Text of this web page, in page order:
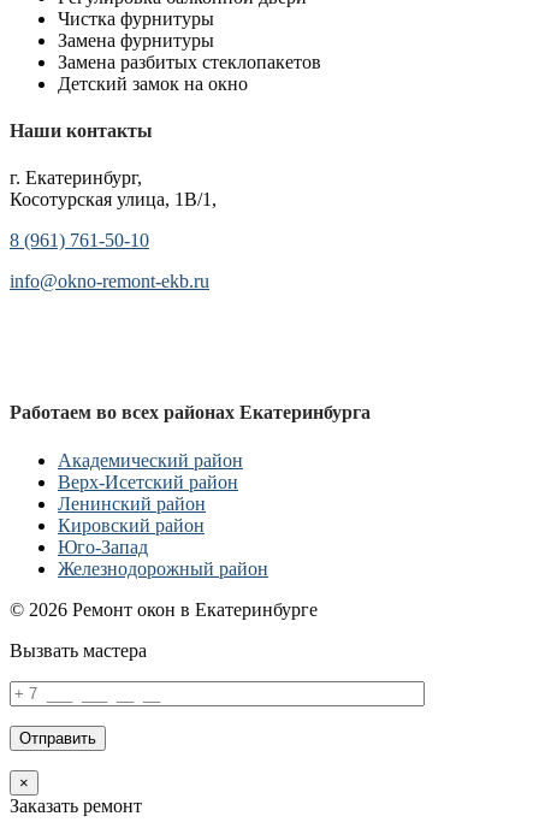
Чистка фурнитуры
Замена фурнитуры
Замена разбитых стеклопакетов
Детский замок на окно
Наши контакты
г. Екатеринбург,
Косотурская улица, 1В/1,
8 (961) 761-50-10
info@okno-remont-ekb.ru
Работаем во всех районах Екатеринбурга
Академический район
Верх-Исетский район
Ленинский район
Кировский район
Юго-Запад
Железнодорожный район
© 2026 Ремонт окон в Екатеринбурге
Вызвать мастера
×
Заказать ремонт